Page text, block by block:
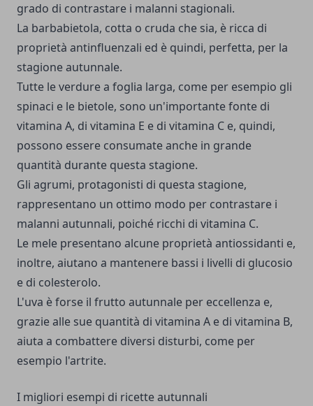
grado di contrastare i malanni stagionali.
La barbabietola, cotta o cruda che sia, è ricca di
proprietà antinfluenzali ed è quindi, perfetta, per la
stagione autunnale.
Tutte le verdure a foglia larga, come per esempio gli
spinaci e le bietole, sono un'importante fonte di
vitamina A, di vitamina E e di vitamina C e, quindi,
possono essere consumate anche in grande
quantità durante questa stagione.
Gli agrumi, protagonisti di questa stagione,
rappresentano un ottimo modo per contrastare i
malanni autunnali, poiché ricchi di vitamina C.
Le mele presentano alcune proprietà antiossidanti e,
inoltre, aiutano a mantenere bassi i livelli di glucosio
e di colesterolo.
L'uva è forse il frutto autunnale per eccellenza e,
grazie alle sue quantità di vitamina A e di vitamina B,
aiuta a combattere diversi disturbi, come per
esempio l'artrite.
I migliori esempi di ricette autunnali